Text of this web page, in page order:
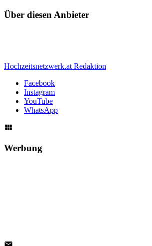
Über diesen Anbieter
Hochzeitsnetzwerk.at Redaktion
Facebook
Instagram
YouTube
WhatsApp
Werbung